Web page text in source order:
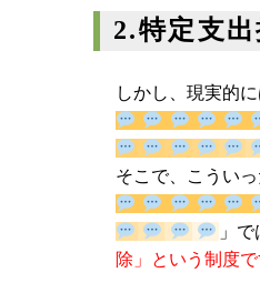
2.特定支
しかし、現実的
そこで、こうい
除」という制度で